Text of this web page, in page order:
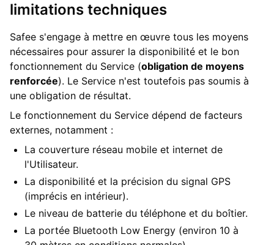
limitations techniques
Safee s'engage à mettre en œuvre tous les moyens
nécessaires pour assurer la disponibilité et le bon
fonctionnement du Service (obligation de moyens
renforcée). Le Service n'est toutefois pas soumis à
une obligation de résultat.
Le fonctionnement du Service dépend de facteurs
externes, notamment :
La couverture réseau mobile et internet de
l'Utilisateur.
La disponibilité et la précision du signal GPS
(imprécis en intérieur).
Le niveau de batterie du téléphone et du boîtier.
La portée Bluetooth Low Energy (environ 10 à